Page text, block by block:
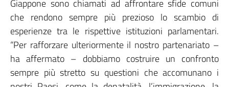
Giappone sono chiamati ad affrontare sfide comuni
che rendono sempre più prezioso lo scambio di
esperienze tra le rispettive istituzioni parlamentari.
“Per rafforzare ulteriormente il nostro partenariato –
ha affermato – dobbiamo costruire un confronto
sempre più stretto su questioni che accomunano i